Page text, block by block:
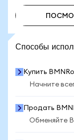
Способы
Купить
Начните
Продать
Обменяйте